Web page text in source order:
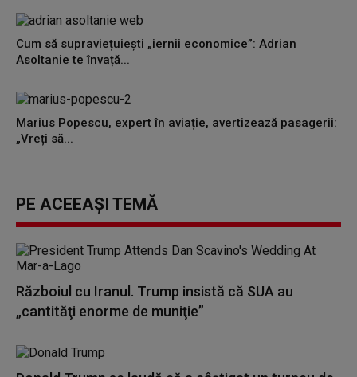
Cum să supraviețuiești „iernii economice”: Adrian
Asoltanie te învață...
Marius Popescu, expert în aviație, avertizează pasagerii:
„Vreți să...
PE ACEEAȘI TEMĂ
Războiul cu Iranul. Trump insistă că SUA au
„cantităţi enorme de muniţie”